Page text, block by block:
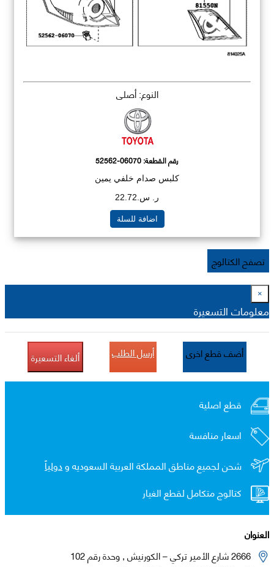
النوع: أصلي
رقم القطعة:52562-06070
كلبس صدام خلفي يمين
ر. س.22.72
اضافة للسلة
تصفح الكتالوج
×
معلومات التسعيرة
أضف قطع اخرى أرسل الطلب ألغاء التسعيرة
قطع اصلية
اسعار منافسة
شحن لجميع مناطق المملكة العربية السعوديه ودولياً
كتالوج متكامل لقطع الغيار
العنوان
2666 شارع الأمير تركي – الكورنيش , وحدة رقم 102